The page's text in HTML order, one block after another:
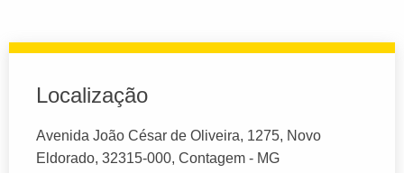
Localização
Avenida João César de Oliveira, 1275, Novo
Eldorado, 32315-000, Contagem - MG